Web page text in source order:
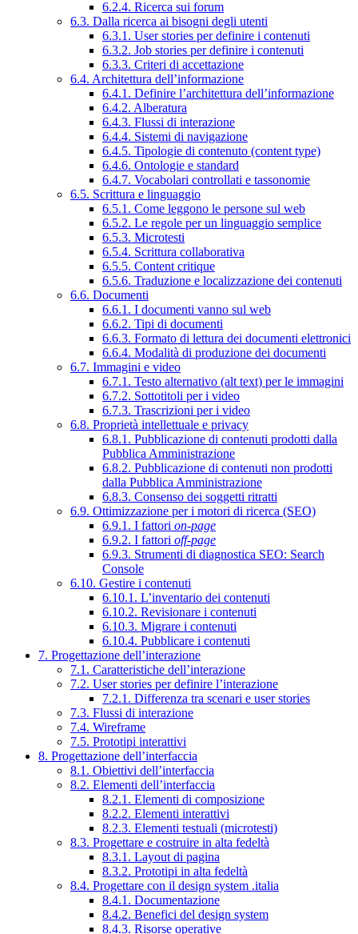
6.2.4. Ricerca sui forum
6.3. Dalla ricerca ai bisogni degli utenti
6.3.1. User stories per definire i contenuti
6.3.2. Job stories per definire i contenuti
6.3.3. Criteri di accettazione
6.4. Architettura dell’informazione
6.4.1. Definire l’architettura dell’informazione
6.4.2. Alberatura
6.4.3. Flussi di interazione
6.4.4. Sistemi di navigazione
6.4.5. Tipologie di contenuto (content type)
6.4.6. Ontologie e standard
6.4.7. Vocabolari controllati e tassonomie
6.5. Scrittura e linguaggio
6.5.1. Come leggono le persone sul web
6.5.2. Le regole per un linguaggio semplice
6.5.3. Microtesti
6.5.4. Scrittura collaborativa
6.5.5. Content critique
6.5.6. Traduzione e localizzazione dei contenuti
6.6. Documenti
6.6.1. I documenti vanno sul web
6.6.2. Tipi di documenti
6.6.3. Formato di lettura dei documenti elettronici
6.6.4. Modalità di produzione dei documenti
6.7. Immagini e video
6.7.1. Testo alternativo (alt text) per le immagini
6.7.2. Sottotitoli per i video
6.7.3. Trascrizioni per i video
6.8. Proprietà intellettuale e privacy
6.8.1. Pubblicazione di contenuti prodotti dalla
Pubblica Amministrazione
6.8.2. Pubblicazione di contenuti non prodotti
dalla Pubblica Amministrazione
6.8.3. Consenso dei soggetti ritratti
6.9. Ottimizzazione per i motori di ricerca (SEO)
6.9.1. I fattori on-page
6.9.2. I fattori off-page
6.9.3. Strumenti di diagnostica SEO: Search
Console
6.10. Gestire i contenuti
6.10.1. L’inventario dei contenuti
6.10.2. Revisionare i contenuti
6.10.3. Migrare i contenuti
6.10.4. Pubblicare i contenuti
7. Progettazione dell’interazione
7.1. Caratteristiche dell’interazione
7.2. User stories per definire l’interazione
7.2.1. Differenza tra scenari e user stories
7.3. Flussi di interazione
7.4. Wireframe
7.5. Prototipi interattivi
8. Progettazione dell’interfaccia
8.1. Obiettivi dell’interfaccia
8.2. Elementi dell’interfaccia
8.2.1. Elementi di composizione
8.2.2. Elementi interattivi
8.2.3. Elementi testuali (microtesti)
8.3. Progettare e costruire in alta fedeltà
8.3.1. Layout di pagina
8.3.2. Prototipi in alta fedeltà
8.4. Progettare con il design system .italia
8.4.1. Documentazione
8.4.2. Benefici del design system
8.4.3. Risorse operative